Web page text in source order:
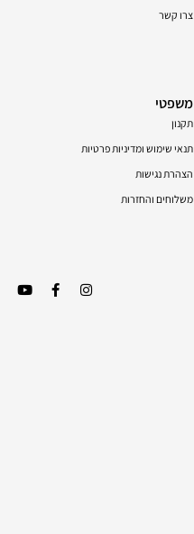
צרו קשר
משפטי
תקנון
תנאי שימוש ומדיניות פרטיות
הצהרת נגישות
משלוחים והחזרות